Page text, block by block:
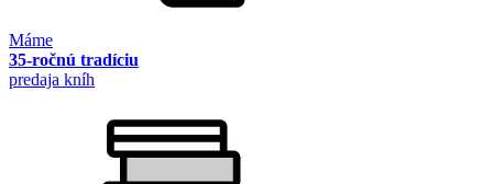
Máme
35-ročnú tradíciu
predaja kníh